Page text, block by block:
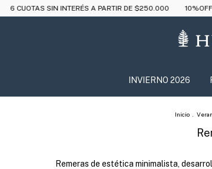
DE $250.000 10%OFF CON TRANSFERENCIA
INVIERNO 2026
Inicio
Remeras de estética minimalista,